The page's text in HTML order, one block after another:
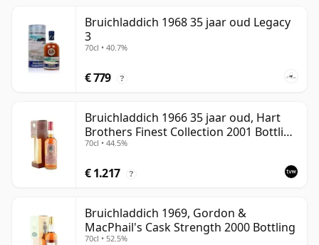
Bruichladdich 1968 35 jaar oud Legacy
3
70cl • 40.7%
€ 779 ?
Bruichladdich 1966 35 jaar oud, Hart
Brothers Finest Collection 2001 Bottling
with Box
70cl • 44.5%
€ 1.217 ?
Bruichladdich 1969, Gordon &
MacPhail's Cask Strength 2000 Bottling
70cl • 52.5%